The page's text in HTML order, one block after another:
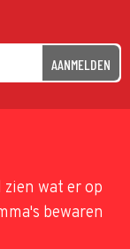
AANMELDEN
zien wat er op
bewaren